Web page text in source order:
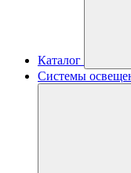
Каталог
Системы